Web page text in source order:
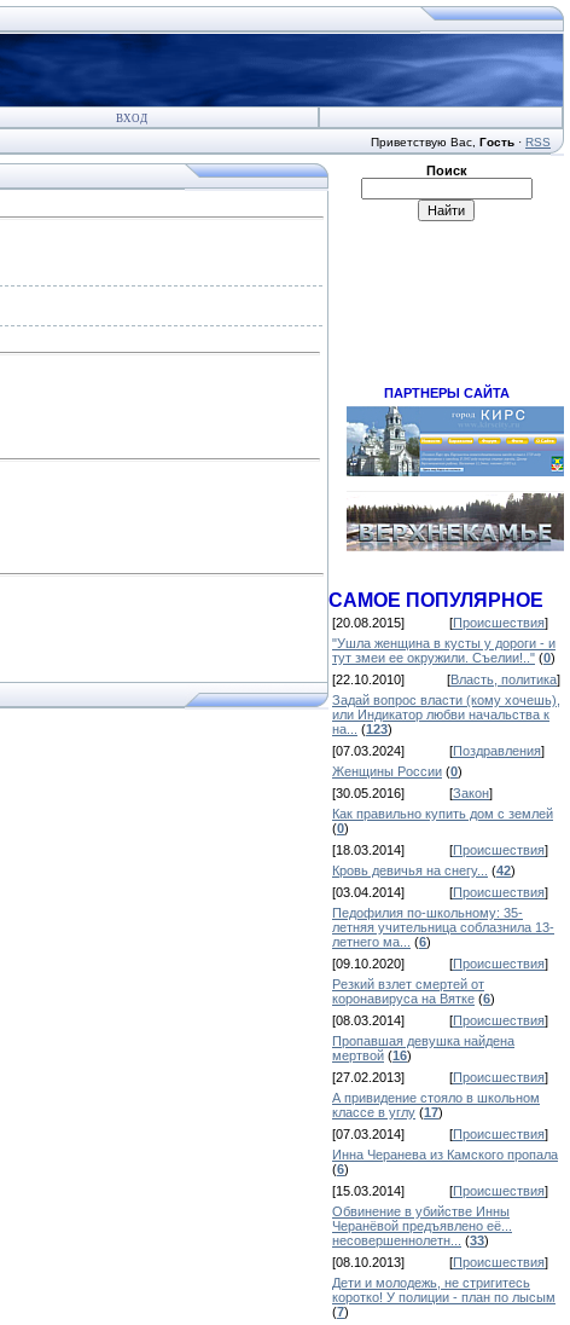
ВХОД
Приветствую Вас Гость · RSS
Поиск
ПАРТНЕРЫ САЙТА
САМОЕ ПОПУЛЯРНОЕ
[20.08.2015] [Происшествия]
"Ушла женщина в кусты у дороги - и
тут змеи ее окружили. Съелии!.." (0)
[22.10.2010]
[Власть, политика]
Задай вопрос власти (кому хочешь),
или Индикатор любви начальства к
на...
(123)
[07.03.2024]
[Поздравления]
Женщины России (0)
[30.05.2016]
[Закон]
Как правильно купить дом с землей
(0)
[18.03.2014]
[Происшествия]
Кровь девичья на снегу...
(42)
[03.04.2014]
[Происшествия]
Педофилия по-школьному: 35-
летняя учительница соблазнила 13-
летнего ма...
(6)
[09.10.2020]
[Происшествия]
Резкий взлет смертей от
коронавируса на Вятке (6)
[08.03.2014]
[Происшествия]
Пропавшая девушка найдена
мертвой (16)
[27.02.2013]
[Происшествия]
А привидение стояло в школьном
классе в углу (17)
[07.03.2014]
[Происшествия]
Инна Черанева из Камского пропала
(6)
[15.03.2014]
[Происшествия]
Обвинение в убийстве Инны
Черанёвой предъявлено её...
несовершеннолетн...
(33)
[08.10.2013]
[Происшествия]
Дети и молодежь, не стригитесь
коротко! У полиции - план по лысым
(7)